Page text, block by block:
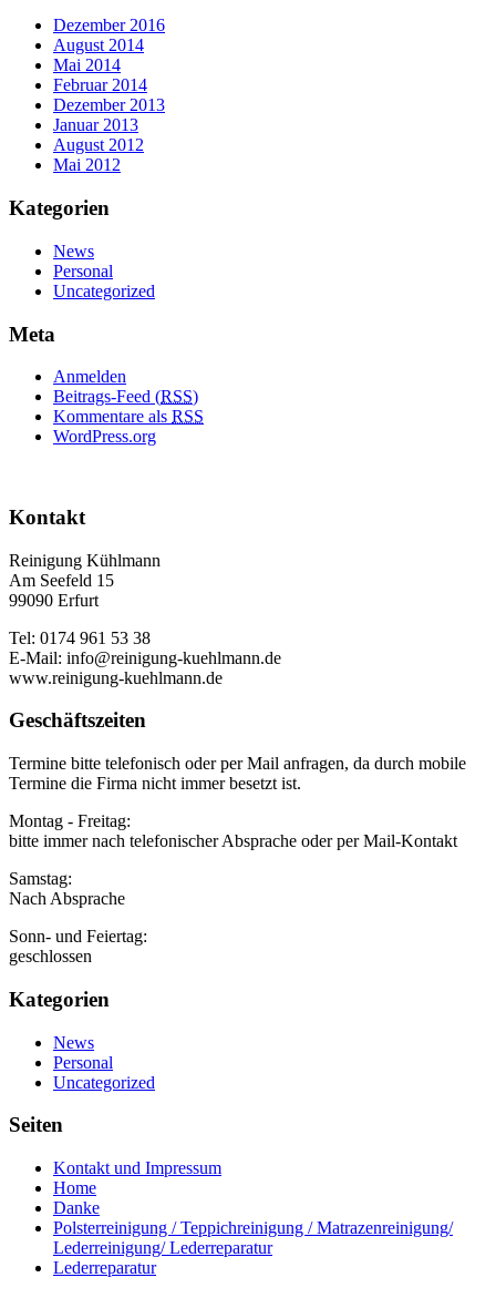
Dezember 2016
August 2014
Mai 2014
Februar 2014
Dezember 2013
Januar 2013
August 2012
Mai 2012
Kategorien
News
Personal
Uncategorized
Meta
Anmelden
Beitrags-Feed (RSS)
Kommentare als RSS
WordPress.org
Kontakt
Reinigung Kühlmann
Am Seefeld 15
99090 Erfurt
Tel: 0174 961 53 38
E-Mail: info@reinigung-kuehlmann.de
www.reinigung-kuehlmann.de
Geschäftszeiten
Termine bitte telefonisch oder per Mail anfragen, da durch mobile
Termine die Firma nicht immer besetzt ist.
Montag - Freitag:
bitte immer nach telefonischer Absprache oder per Mail-Kontakt
Samstag:
Nach Absprache
Sonn- und Feiertag:
geschlossen
Kategorien
News
Personal
Uncategorized
Seiten
Kontakt und Impressum
Home
Danke
Polsterreinigung / Teppichreinigung / Matrazenreinigung/
Lederreinigung/ Lederreparatur
Lederreparatur